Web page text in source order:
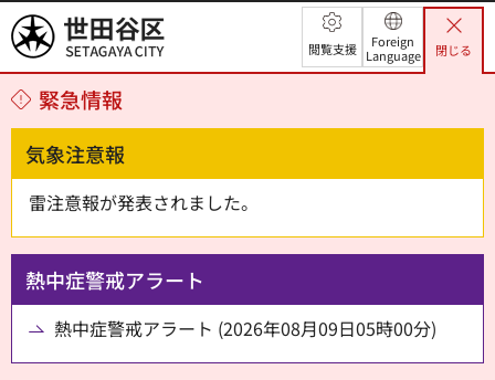
世田谷区 閲覧支援
Foreign
Language
閉じる
緊急情報
気象注意報
雷注意報が発表されました。
熱中症警戒アラート
熱中症警戒アラート (2026年08月09日05時00分)